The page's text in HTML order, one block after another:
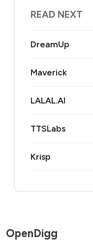
READ NEXT
DreamUp
Maverick
LALAL.AI
TTSLabs
Krisp
OpenDigg